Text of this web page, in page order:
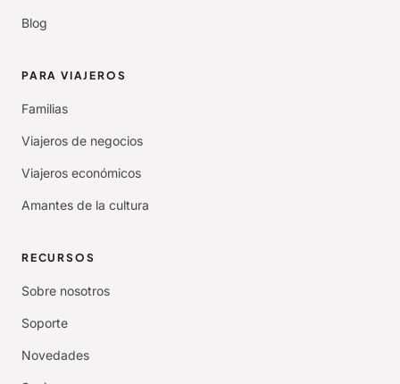
Blog
PARA VIAJEROS
Familias
Viajeros de negocios
Viajeros económicos
Amantes de la cultura
RECURSOS
Sobre nosotros
Soporte
Novedades